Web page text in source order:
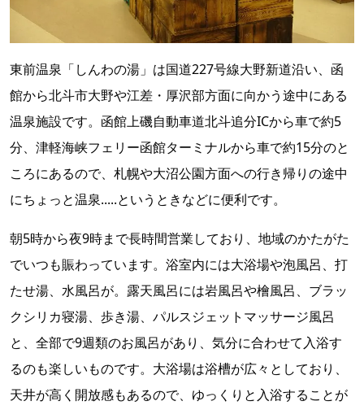
東前温泉「しんわの湯」は国道227号線大野新道沿い、函
館から北斗市大野や江差・厚沢部方面に向かう途中にある
温泉施設です。函館上磯自動車道北斗追分ICから車で約5
分、津軽海峡フェリー函館ターミナルから車で約15分のと
ころにあるので、札幌や大沼公園方面への行き帰りの途中
にちょっと温泉.....というときなどに便利です。
朝5時から夜9時まで長時間営業しており、地域のかたがた
でいつも賑わっています。浴室内には大浴場や泡風呂、打
たせ湯、水風呂が。露天風呂には岩風呂や檜風呂、ブラッ
クシリカ寝湯、歩き湯、パルスジェットマッサージ風呂
と、全部で9週類のお風呂があり、気分に合わせて入浴す
るのも楽しいものです。大浴場は浴槽が広々としており、
天井が高く開放感もあるので、ゆっくりと入浴することが